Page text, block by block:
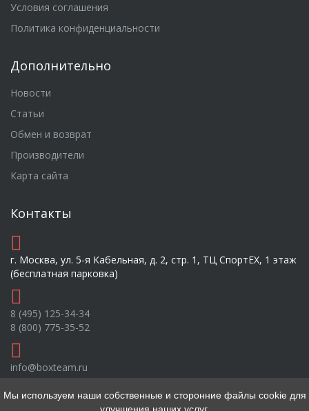
Условия соглашения
Политика конфиденциальности
Дополнительно
Новости
Статьи
Обмен и возврат
Производители
Карта сайта
Контакты
г. Москва, ул. 5-я Кабельная, д. 2, стр. 1, ТЦ СпортEX, 1 этаж
(бесплатная парковка)
8 (495) 125-34-34
8 (800) 775-35-52
info@boxteam.ru
Мы используем наши собственные и сторонние файлы cookie для